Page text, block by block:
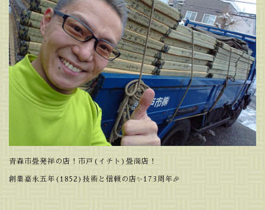
青森市畳発祥の店！市戸(イチト)畳商店！
創業嘉永五年(1852)技術と信頼の店✨173周年🎉